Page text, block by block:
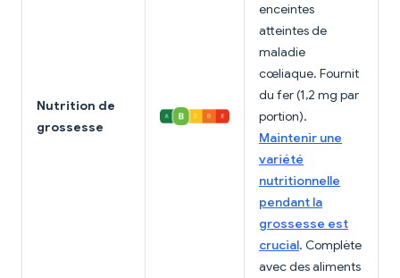
Nutrition de
grossesse
enceintes
atteintes de
maladie
cœliaque. Fournit
du fer (1,2 mg par
portion).
Maintenir une
variété
nutritionnelle
pendant la
grossesse est
crucial. Complète
avec des aliments